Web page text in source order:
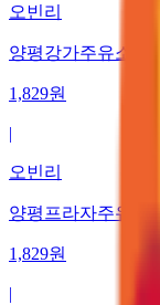
오빈리
양평강가주유소
1,829원
|
오빈리
양평프라자주유소
1,829원
|